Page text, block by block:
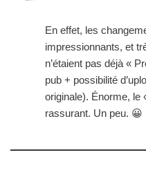
En effet, les
impressionnants, et
n’étaient pas déjà «
pub + possibilité
originale). Énorme, le
rassurant. Un peu. 😀